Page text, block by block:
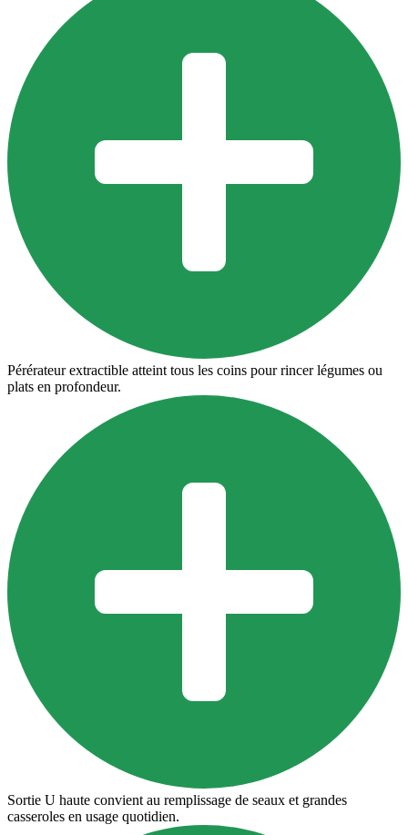
Pérérateur extractible atteint tous les coins pour rincer légumes ou
plats en profondeur.
Sortie U haute convient au remplissage de seaux et grandes
casseroles en usage quotidien.